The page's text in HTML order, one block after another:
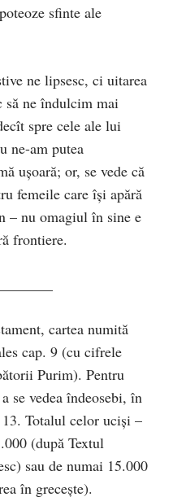
sfinte ale
ne lipsesc, ci uitarea
să ne îndulcim mai
spre cele ale lui
ne-am putea
uşoară; or, se vede că
femeile care îşi apără
– nu omagiul în sine e
frontiere.
cartea numită
cap. 9 (cu cifrele
Purim). Pentru
se vedea îndeosebi, în
Totalul celor ucişi –
(după Textul
sau de numai 15.000
în greceşte).